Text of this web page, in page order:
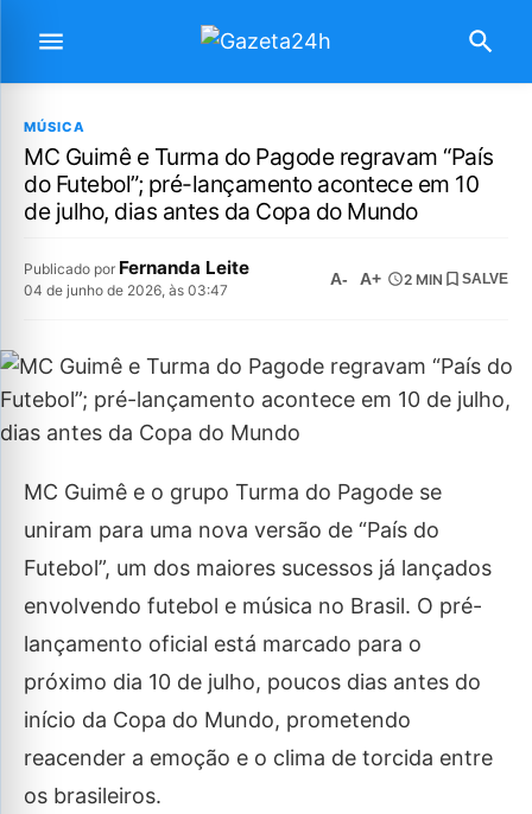
MÚSICA
MC Guimê e Turma do Pagode regravam “País
do Futebol”; pré-lançamento acontece em 10
de julho, dias antes da Copa do Mundo
Publicado por Fernanda Leite
04 de junho de 2026, às 03:47
A- A+ 2 MIN SALVE
MC Guimê e o grupo Turma do Pagode se
uniram para uma nova versão de “País do
Futebol”, um dos maiores sucessos já lançados
envolvendo futebol e música no Brasil. O pré-
lançamento oficial está marcado para o
próximo dia 10 de julho, poucos dias antes do
início da Copa do Mundo, prometendo
reacender a emoção e o clima de torcida entre
os brasileiros.